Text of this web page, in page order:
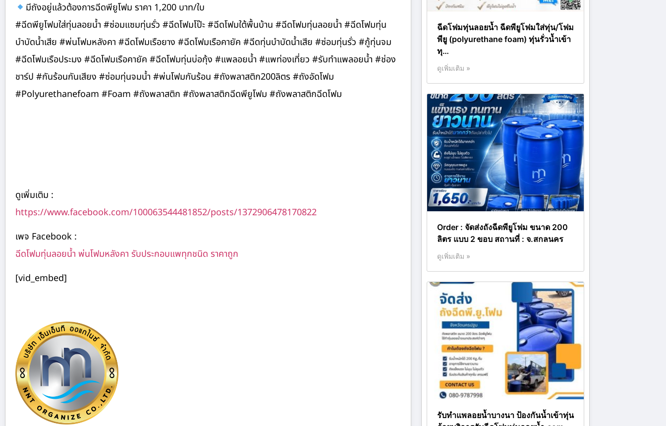
มีถังอยู่แล้วต้องการฉีดพียูโฟม ราคา 1,200 บาท/ใบ
#ฉีดพียูโฟมใส่ทุ่นลอยน้ำ #ซ่อมแซมทุ่นรั่ว #ฉีดโฟมโป๊ะ #ฉีดโฟมใต้พื้นบ้าน #ฉีดโฟมทุ่นลอยน้ำ #ฉีดโฟมทุ่น
บำบัดน้ำเสีย #พ่นโฟมหลังคา #ฉีดโฟมเรือยาง #ฉีดโฟมเรือคายัค #ฉีดทุ่นบำบัดน้ำเสีย #ซ่อมทุ่นรั่ว #กู้ทุ่นจม
#ฉีดโฟมเรือประมง #ฉีดโฟมเรือคายัค #ฉีดโฟมทุ่นบ่อกุ้ง #แพลอยน้ำ #แพท่องเที่ยว #รับทำแพลอยน้ำ #ช่อง
ชาร์ป #กันร้อนกันเสียง #ซ่อมทุ่นจมน้ำ #พ่นโฟมกันร้อน #ถังพลาสติก200ลิตร #ถังอัดโฟม
#Polyurethanefoam #Foam #ถังพลาสติก #ถังพลาสติกฉีดพียูโฟม #ถังพลาสติกฉีดโฟม
ดูเพิ่มเติม :
https://www.facebook.com/100063544481852/posts/1372906478170822
เพจ Facebook :
ฉีดโฟมทุ่นลอยน้ำ พ่นโฟมหลังคา รับประกอบแพทุกชนิด ราคาถูก
[vid_embed]
ฉีดโฟมทุ่นลอยน้ำ ฉีดพียูโฟมใส่ทุ่น/โฟม
พียู (polyurethane foam) ทุ่นรั่วน้ำเข้า
ทุ…
ดูเพิ่มเติม »
Order : จัดส่งถังฉีดพียูโฟม ขนาด 200
ลิตร แบบ 2 ขอบ สถานที่ : จ.สกลนคร
ดูเพิ่มเติม »
รับทำแพลอยน้ำบางนา ป้องกันน้ำเข้าทุ่น